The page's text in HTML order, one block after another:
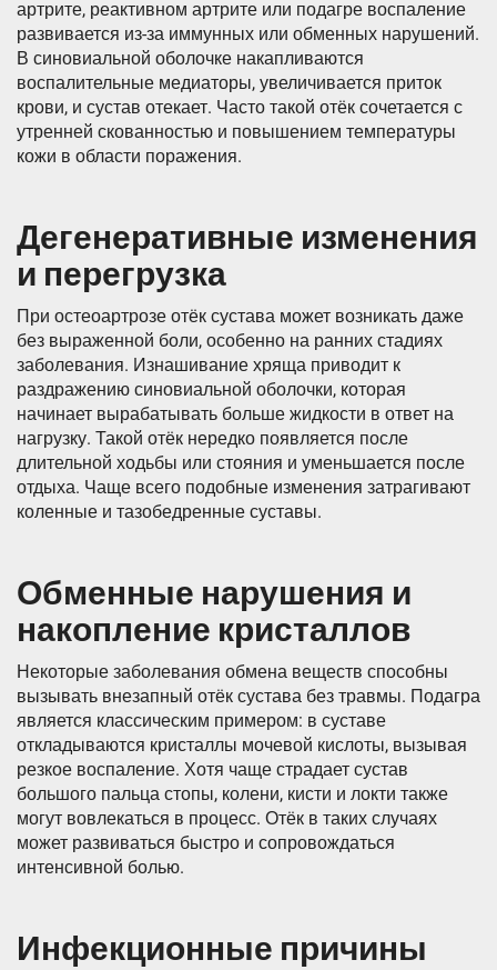
артрите, реактивном артрите или подагре воспаление
развивается из-за иммунных или обменных нарушений.
В синовиальной оболочке накапливаются
воспалительные медиаторы, увеличивается приток
крови, и сустав отекает. Часто такой отёк сочетается с
утренней скованностью и повышением температуры
кожи в области поражения.
Дегенеративные изменения
и перегрузка
При остеоартрозе отёк сустава может возникать даже
без выраженной боли, особенно на ранних стадиях
заболевания. Изнашивание хряща приводит к
раздражению синовиальной оболочки, которая
начинает вырабатывать больше жидкости в ответ на
нагрузку. Такой отёк нередко появляется после
длительной ходьбы или стояния и уменьшается после
отдыха. Чаще всего подобные изменения затрагивают
коленные и тазобедренные суставы.
Обменные нарушения и
накопление кристаллов
Некоторые заболевания обмена веществ способны
вызывать внезапный отёк сустава без травмы. Подагра
является классическим примером: в суставе
откладываются кристаллы мочевой кислоты, вызывая
резкое воспаление. Хотя чаще страдает сустав
большого пальца стопы, колени, кисти и локти также
могут вовлекаться в процесс. Отёк в таких случаях
может развиваться быстро и сопровождаться
интенсивной болью.
Инфекционные причины